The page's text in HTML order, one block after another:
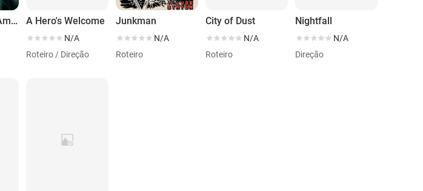
Frank & Lola: Amor obsessivo A Hero's Welcome
N/A
Roteiro / Direção
Junkman
N/A
Roteiro
City of Dust
N/A
Roteiro
Nightfall
N/A
Direção